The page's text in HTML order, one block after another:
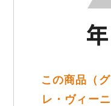
この商品（
レ・ヴィー